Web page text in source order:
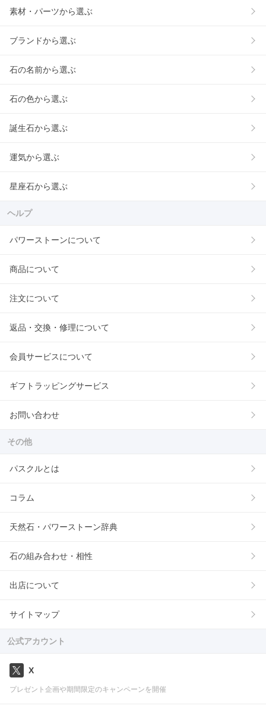
素材・パーツから選ぶ
ブランドから選ぶ
石の名前から選ぶ
石の色から選ぶ
誕生石から選ぶ
運気から選ぶ
星座石から選ぶ
ヘルプ
パワーストーンについて
商品について
注文について
返品・交換・修理について
会員サービスについて
ギフトラッピングサービス
お問い合わせ
その他
パスクルとは
コラム
天然石・パワーストーン辞典
石の組み合わせ・相性
出店について
サイトマップ
公式アカウント
X
プレゼント企画や期間限定のキャンペーンを開催